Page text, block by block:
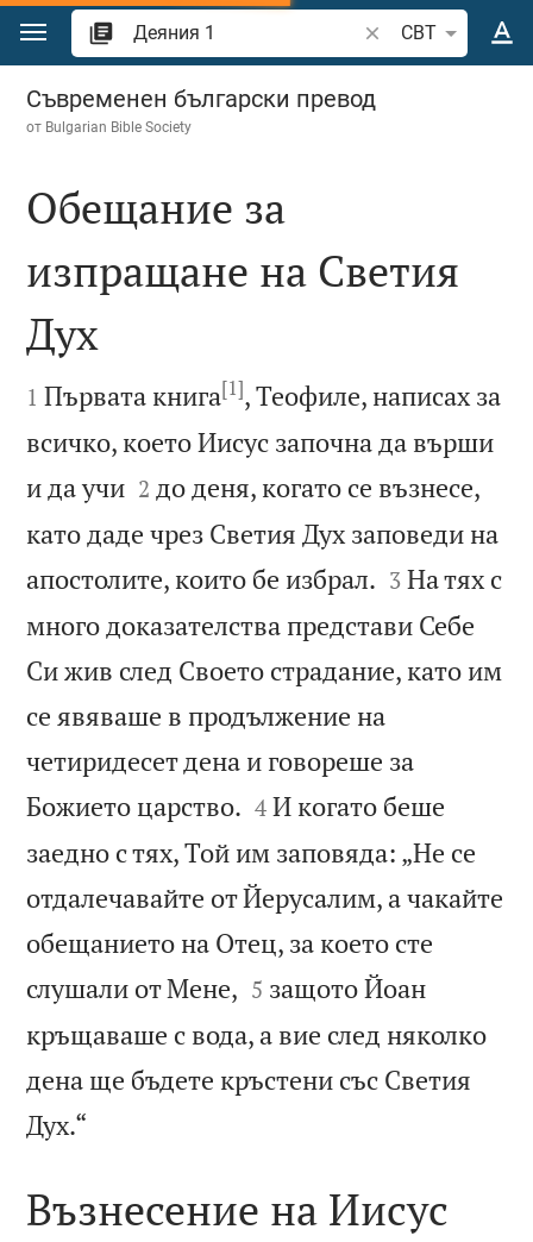
Преминете към съдържанието
Търсете стих или
CBT
Деяния 1
Съвременен български превод
от Bulgarian Bible Society

Обещание за
изпращане на Светия
Дух

1 Първата книга[1], Теофиле, написах за
всичко, което Иисус започна да върши
и да учи
2 до деня, когато се възнесе,
като даде чрез Светия Дух заповеди на
апостолите, които бе избрал. 

3 На тях с
много доказателства представи Себе
Си жив след Своето страдание, като им
се явяваше в продължение на
четиридесет дена и говореше за
Божието царство. 

4 И когато беше
заедно с тях, Той им заповяда: „Не се
отдалечавайте от Йерусалим, а чакайте
обещанието на Отец, за което сте
слушали от Мене, 

5 защото Йоан
кръщаваше с вода, а вие след няколко
дена ще бъдете кръстени със Светия
Дух.“
Възнесение на Иисус